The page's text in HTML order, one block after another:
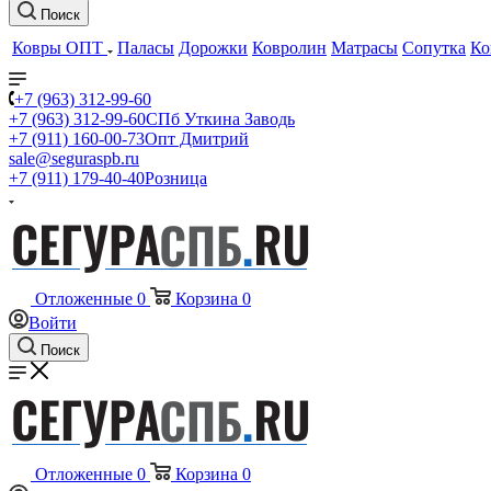
Поиск
Ковры ОПТ Паласы Дорожки Ковролин Матрасы Сопутка
+7 (963) 312-99-60
+7 (963) 312-99-60СПб Уткина Заводь
+7 (911) 160-00-73Опт Дмитрий
sale@seguraspb.ru
+7 (911) 179-40-40Розница
Отложенные 0 Корзина 0
Войти
Поиск
Отложенные 0 Корзина 0